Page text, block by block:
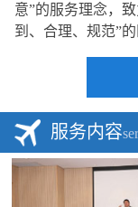
意”的服务理念，
到、合理、规范”
服务内容